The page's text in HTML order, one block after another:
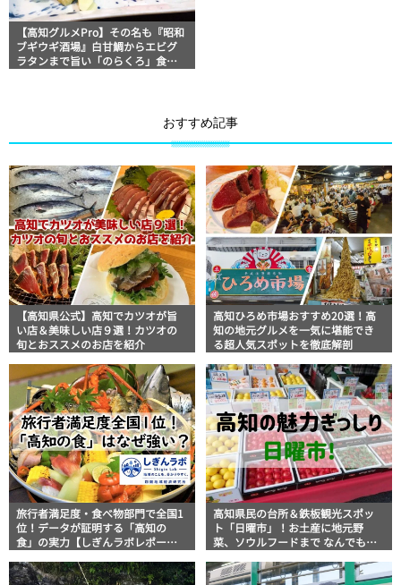
【高知グルメPro】その名も『昭和
ブギウギ酒場』白甘鯛からエビグ
ラタンまで旨い「のらくろ」食い
おすすめ記事
【高知県公式】高知でカツオが旨
い店＆美味しい店９選！カツオの
旬とおススメのお店を紹介
高知ひろめ市場おすすめ20選！高
知の地元グルメを一気に堪能でき
る超人気スポットを徹底解剖
旅行者満足度・食べ物部門で全国1
位！データが証明する「高知の
食」の実力【しぎんラボレポー
高知県民の台所＆鉄板観光スポッ
ト「日曜市」！お土産に地元野
菜、ソウルフードまで なんでもそ
説！